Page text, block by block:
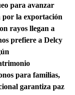
para avanzar
por la exportación
rayos llegan a
prefiere a Delcy
para familias,
garantiza paz